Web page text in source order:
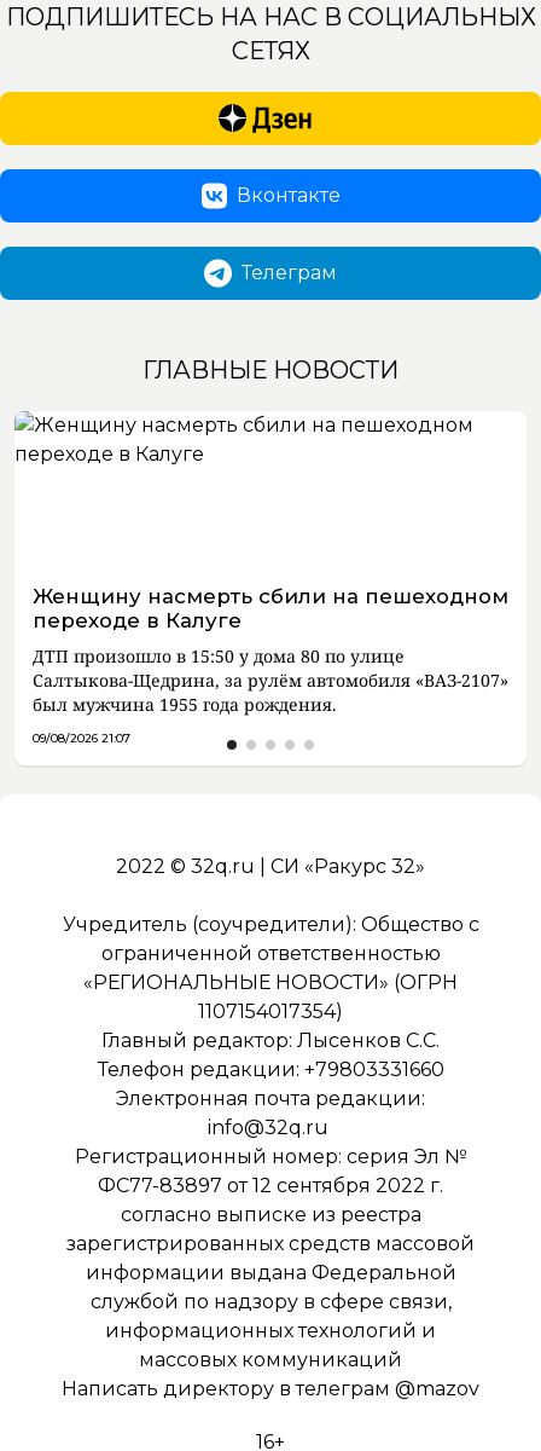
ПОДПИШИТЕСЬ НА НАС В СОЦИАЛЬНЫХ
СЕТЯХ
Вконтакте
Телеграм
ГЛАВНЫЕ НОВОСТИ
Женщину насмерть сбили на пешеходном
переходе в Калуге
ДТП произошло в 15:50 у дома 80 по улице
Салтыкова-Щедрина, за рулём автомобиля «ВАЗ-2107»
был мужчина 1955 года рождения.
09/08/2026 21:07
2022 © 32q.ru | СИ «Ракурс 32»
Учредитель (соучредители): Общество с
ограниченной ответственностью
«РЕГИОНАЛЬНЫЕ НОВОСТИ» (ОГРН
1107154017354)
Главный редактор: Лысенков С.С.
Телефон редакции: +79803331660
Электронная почта редакции:
info@32q.ru
Регистрационный номер: серия Эл №
ФС77-83897 от 12 сентября 2022 г.
согласно выписке из реестра
зарегистрированных средств массовой
информации выдана Федеральной
службой по надзору в сфере связи,
информационных технологий и
массовых коммуникаций
Написать директору в телеграм @mazov
16+